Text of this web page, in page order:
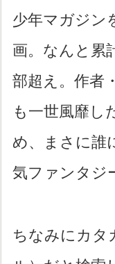
少年マガジン
画。なんと累
部超え。作者
も一世風靡し
め、まさに誰
気ファンタジ
ちなみにカタ